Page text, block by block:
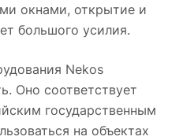
окнами, открытие и
большого усилия.
Nekos
Оно соответствует
государственным
на объектах